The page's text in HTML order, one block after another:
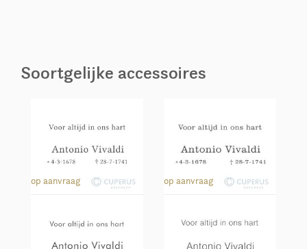
Soortgelijke accessoires
113
op aanvraag 152
op aanvraag